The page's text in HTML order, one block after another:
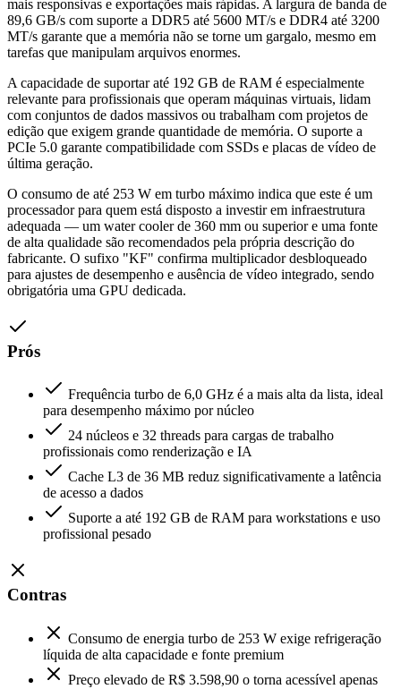
mais responsivas e exportações mais rápidas. A largura de banda de
89,6 GB/s com suporte a DDR5 até 5600 MT/s e DDR4 até 3200
MT/s garante que a memória não se torne um gargalo, mesmo em
tarefas que manipulam arquivos enormes.
A capacidade de suportar até 192 GB de RAM é especialmente
relevante para profissionais que operam máquinas virtuais, lidam
com conjuntos de dados massivos ou trabalham com projetos de
edição que exigem grande quantidade de memória. O suporte a
PCIe 5.0 garante compatibilidade com SSDs e placas de vídeo de
última geração.
O consumo de até 253 W em turbo máximo indica que este é um
processador para quem está disposto a investir em infraestrutura
adequada — um water cooler de 360 mm ou superior e uma fonte
de alta qualidade são recomendados pela própria descrição do
fabricante. O sufixo "KF" confirma multiplicador desbloqueado
para ajustes de desempenho e ausência de vídeo integrado, sendo
obrigatória uma GPU dedicada.
Prós
Frequência turbo de 6,0 GHz é a mais alta da lista, ideal
para desempenho máximo por núcleo
24 núcleos e 32 threads para cargas de trabalho
profissionais como renderização e IA
Cache L3 de 36 MB reduz significativamente a latência
de acesso a dados
Suporte a até 192 GB de RAM para workstations e uso
profissional pesado
Contras
Consumo de energia turbo de 253 W exige refrigeração
líquida de alta capacidade e fonte premium
Preço elevado de R$ 3.598,90 o torna acessível apenas